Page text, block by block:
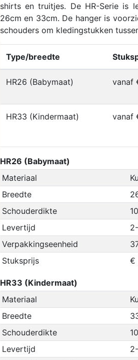
shirts en truitjes. De HR-Serie is
26cm en 33cm. De hanger is
schouders om kledingstukken
Type/breedte
HR26 (Babymaat) vanaf
HR33 (Kindermaat) vanaf
HR26 (Babymaat)
Materiaal
Breedte
Schouderdikte
Levertijd
Verpakkingseenheid
Stuksprijs
€
HR33 (Kindermaat)
Materiaal
Breedte
Schouderdikte
Levertijd